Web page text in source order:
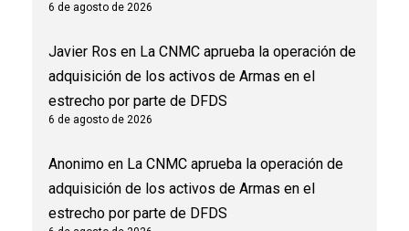
6 de agosto de 2026
Javier Ros en La CNMC aprueba la operación de
adquisición de los activos de Armas en el
estrecho por parte de DFDS
6 de agosto de 2026
Anonimo en La CNMC aprueba la operación de
adquisición de los activos de Armas en el
estrecho por parte de DFDS